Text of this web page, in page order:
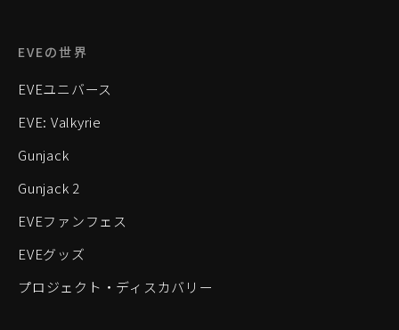
EVEの世界
EVEユニバース
EVE: Valkyrie
Gunjack
Gunjack 2
EVEファンフェス
EVEグッズ
プロジェクト・ディスカバリー